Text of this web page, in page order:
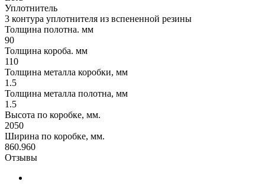
Уплотнитель
3 контура уплотнителя из вспененной резины
Толщина полотна. мм
90
Толщина короба. мм
110
Толщина металла коробки, мм
1.5
Толщина металла полотна, мм
1.5
Высота по коробке, мм.
2050
Ширина по коробке, мм.
860.960
Отзывы